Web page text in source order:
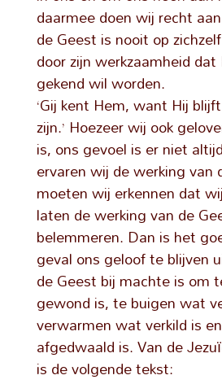
daarmee doen wij recht
de Geest is nooit op
door zijn werkzaamheid
gekend wil worden.
‘Gij kent Hem, want Hij
zijn.’ Hoezeer wij ook
is, ons gevoel is er niet
ervaren wij de werking van
moeten wij erkennen dat
laten de werking van de
belemmeren. Dan is het
geval ons geloof te blijven
de Geest bij machte is om
gewond is, te buigen wat
verwarmen wat verkild is
afgedwaald is. Van de
is de volgende tekst: